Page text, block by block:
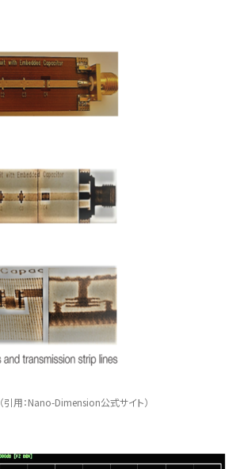
（引用：Nano-Dimension公式サイト）